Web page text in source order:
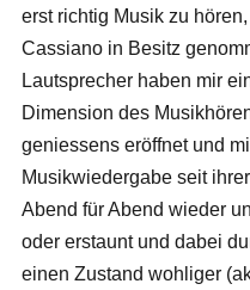
erst richtig Musik zu
Cassiano in Besitz
Lautsprecher haben mir
Dimension des
geniessens eröffnet und
Musikwiedergabe seit
Abend für Abend wieder
oder erstaunt und dabei
einen Zustand wohliger